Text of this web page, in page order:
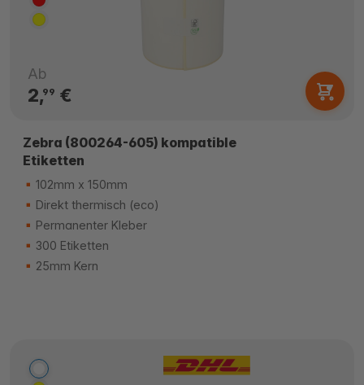
Ab
2,99 €
Zebra (800264-605) kompatible
Etiketten
102mm x 150mm
Direkt thermisch (eco)
Permanenter Kleber
300 Etiketten
25mm Kern